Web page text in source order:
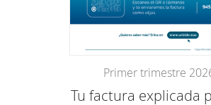
Primer trimestre
Tu factura explicada